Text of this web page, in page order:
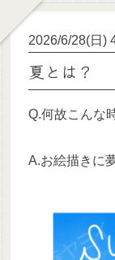
2026/6/28(日)
夏とは？
Q.何故こんな
A.お絵描きに